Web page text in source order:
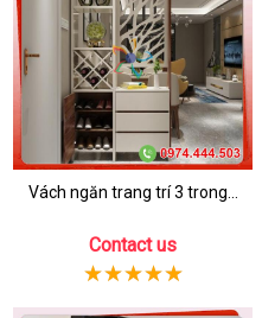
Vách ngăn trang trí 3 trong...
Contact us